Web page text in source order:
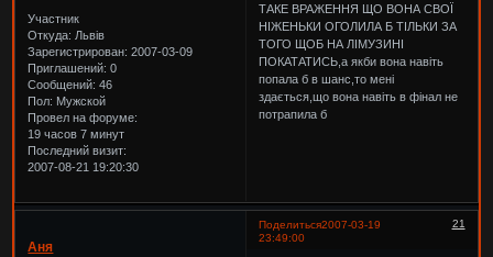
Участник
Откуда: Львів
Зарегистрирован: 2007-03-09
Приглашений: 0
Сообщений: 46
Пол: Мужской
Провел на форуме:
19 часов 7 минут
Последний визит:
2007-08-21 19:20:30
ТАКЕ ВРАЖЕННЯ ЩО ВОНА СВОЇ
НІЖЕНЬКИ ОГОЛИЛА Б ТІЛЬКИ ЗА
ТОГО ЩОБ НА ЛІМУЗИНІ
ПОКАТАТИСЬ,а якби вона навіть
попала б в шанс,то мені
здається,що вона навіть в фінал не
потрапила б
Поделиться 21
2007-03-19
23:49:00
Аня